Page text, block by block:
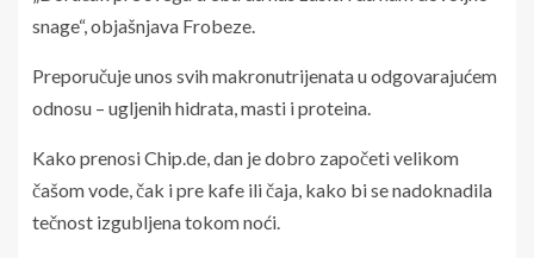
snage“, objašnjava Frobeze.
Preporučuje unos svih makronutrijenata u odgovarajućem
odnosu – ugljenih hidrata, masti i proteina.
Kako prenosi Chip.de, dan je dobro započeti velikom
čašom vode, čak i pre kafe ili čaja, kako bi se nadoknadila
tečnost izgubljena tokom noći.